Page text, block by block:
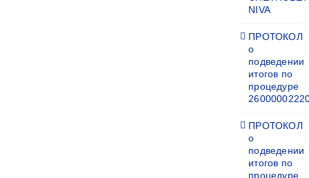
NIVA
ПРОТОКОЛ
о
подведении
итогов по
процедуре
ПРОТОКОЛ
о
подведении
итогов по
процедуре